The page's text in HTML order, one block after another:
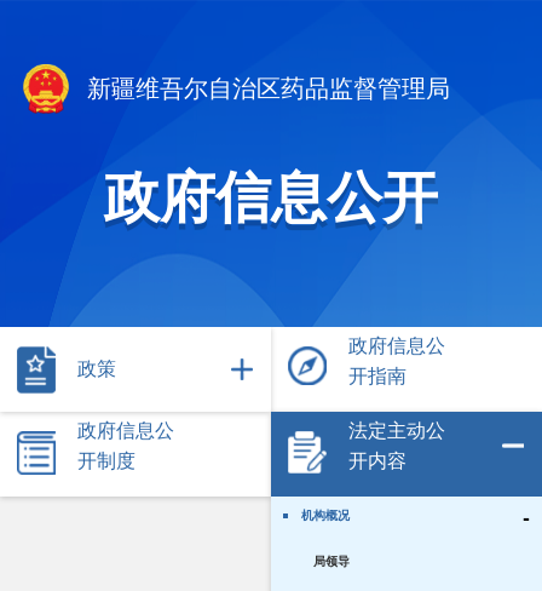
新疆维吾尔自治区药品监督管理局
政府信息公开
政策
政府信息公
开指南
政府信息公
开制度
法定主动公
开内容
机构概况 -
局领导